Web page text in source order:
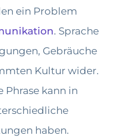
ein Problem
. Sprache
Gebräuche
Kultur wider.
Phrase kann in
haben.